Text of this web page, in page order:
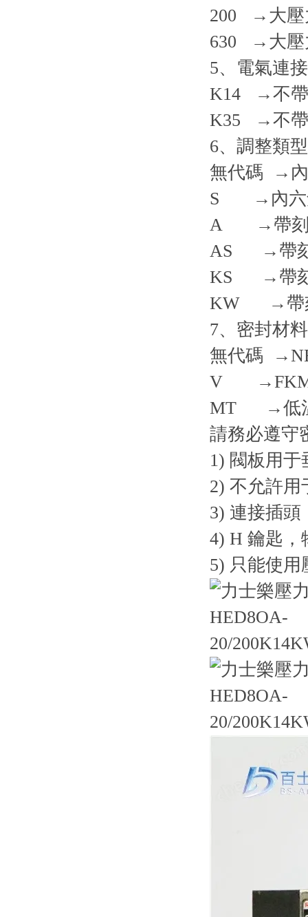
200 →大壓
630 →大壓
5、電氣連
K14 →不帶
K35 →不帶
6、調整類型
無代碼 →內
S →內六角
A →帶刻
AS →帶刻
KS →帶刻
KW →帶
7、密封材料
無代碼
V →FKM
MT →低溫
請務必遵守
1) 閥板用
2) 不允許
3) 連接插頭
4) H 鑰匙，
5) 只能使